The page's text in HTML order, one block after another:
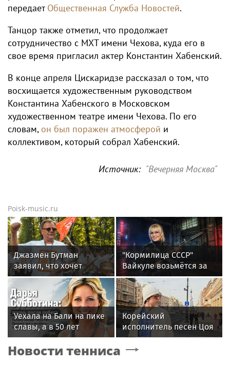
передаетОбщественная Служба Новостей.
Танцор также отметил, что продолжает
сотрудничество с МХТ имени Чехова, куда его в
свое время пригласил актер Константин Хабенский.
В конце апреля Цискаридзе рассказал о том, что
восхищается художественным руководством
Константина Хабенского в Московском
художественном театре имени Чехова. По его
словам, он был поражен атмосферой и
коллективом, который собрал Хабенский.
Источник: "Вечерняя Москва"
Poisk-music.ru
Джазмен Бутман
заявил, что хочет
сделать с Долиной
новую музыкальную
программу
"Кормилица СССР"
Вайкуле возьмётся за
оружие. Сама так
сказала. В России ей
ответили двумя
словами
Уехала на Бали на пике
славы, а в 50 лет
выпустила книгу и
осталась одна: как
Корейский
исполнитель песен Цоя
Сон Вон Соп захотел
пожить в Нижнем
Новости тенниса